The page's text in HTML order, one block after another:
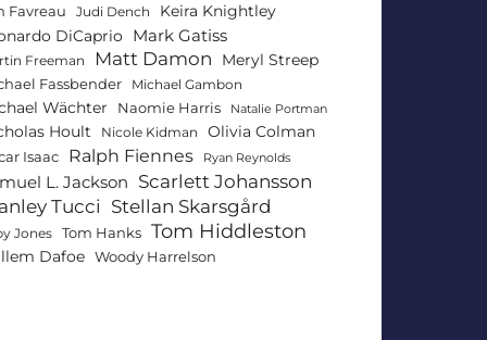
Favreau Judi Dench
Keira Knightley
DiCaprio
Mark Gatiss
Freeman Matt Damon Meryl Streep
Fassbender Michael Gambon
Wächter Naomie Harris Natalie Portman
Hoult Nicole Kidman Olivia Colman
Isaac Ralph Fiennes Ryan Reynolds
L. Jackson Scarlett Johansson
Tucci Stellan Skarsgård
Jones Tom Hanks Tom Hiddleston
Dafoe Woody Harrelson